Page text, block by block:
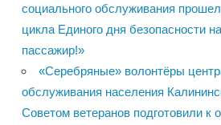
социального обслуживания
цикла Единого дня безопасности
пассажир!»
«Серебряные» волонтёры
обслуживания населения
Советом ветеранов подготовили к